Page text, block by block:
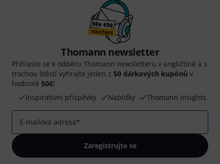
Thomann newsletter
Přihlaste se k odběru Thomann newsletteru v angličtině a s
trochou štěstí vyhrajte jeden z 50 dárkových kupónů v
hodnotě 50€!
Inspirativní příspěvky
Nabídky Thomann Insights
E-mailová adresa*
Zaregistrujte se